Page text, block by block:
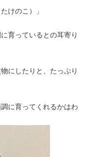
けのこ）」
育っているとの耳寄り
にしたりと、たっぷり
に育ってくれるかはわ